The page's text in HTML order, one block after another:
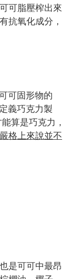
可脂壓榨出來
抗氧化成分，
可固形物的
義巧克力製
算是巧克力，
格上來說並不
是可可中最昂